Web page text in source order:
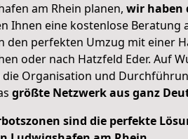
am Rhein planen, wir haben
Ihnen eine kostenlose Beratung
den perfekten Umzug mit einer
oder nach Hatzfeld Eder. Auf
die Organisation und
größte Netzwerk aus ganz
sind die perfekte